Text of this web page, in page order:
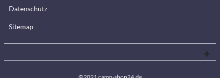
Datenschutz
Sitemap